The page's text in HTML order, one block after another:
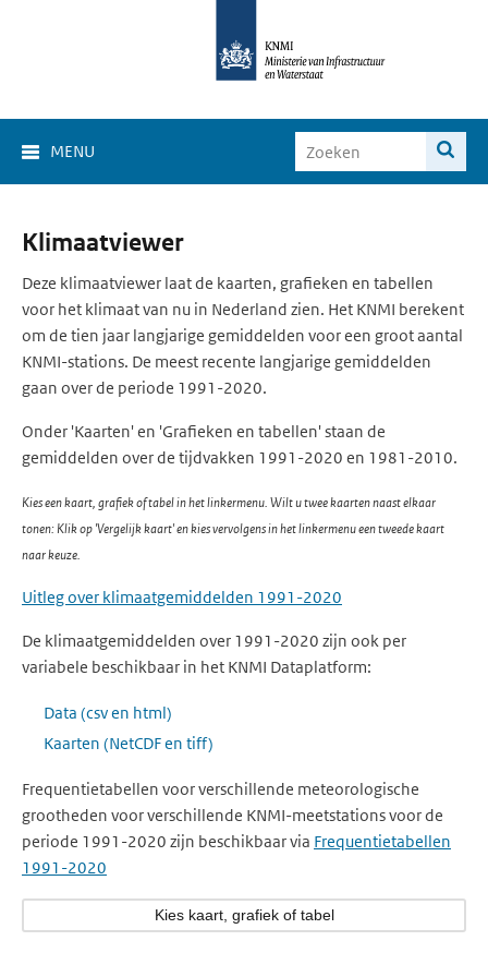
MENU
Klimaat
Viewer
Klimaatviewer
Deze klimaatviewer laat de kaarten, grafieken en tabellen
voor het klimaat van nu in Nederland zien. Het KNMI berekent
om de tien jaar langjarige gemiddelden voor een groot aantal
KNMI-stations. De meest recente langjarige gemiddelden
gaan over de periode 1991-2020.
Onder 'Kaarten' en 'Grafieken en tabellen' staan de
gemiddelden over de tijdvakken 1991-2020 en 1981-2010.
Kies een kaart, grafiek of tabel in het linkermenu. Wilt u twee kaarten naast elkaar
tonen: Klik op 'Vergelijk kaart' en kies vervolgens in het linkermenu een tweede kaart
naar keuze.
Uitleg over klimaatgemiddelden 1991-2020
De klimaatgemiddelden over 1991-2020 zijn ook per
variabele beschikbaar in het KNMI Dataplatform:
Data (csv en html)
Kaarten (NetCDF en tiff)
Frequentietabellen voor verschillende meteorologische
grootheden voor verschillende KNMI-meetstations voor de
periode 1991-2020 zijn beschikbaar via Frequentietabellen
1991-2020
Kies kaart, grafiek of tabel